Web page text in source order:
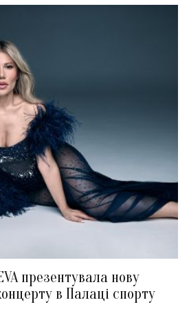
презентувала нову
в Палаці спорту